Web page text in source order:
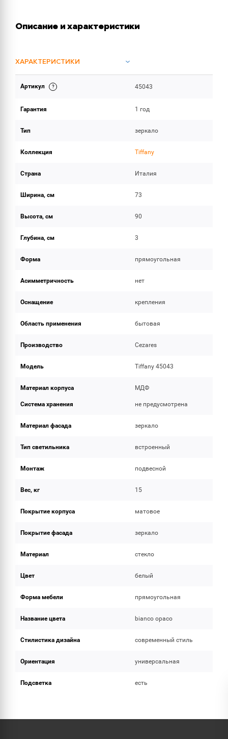
Описание и характеристики
ХАРАКТЕРИСТИКИ
ОБЪЕМ ПОСТАВКИ
Артикул 45043
Гарантия 1 год
Тип зеркало
Коллекция Tiffany
Страна Италия
Ширина, см 73
Высота, см 90
Глубина, см 3
Форма прямоугольная
Асимметричность нет
Оснащение крепления
Область применения бытовая
Производство Cezares
Модель Tiffany 45043
Материал корпуса МДФ
Система хранения не предусмотрена
Материал фасада зеркало
Тип светильника встроенный
Монтаж подвесной
Вес, кг 15
Покрытие корпуса матовое
Покрытие фасада зеркало
Материал стекло
Цвет белый
Форма мебели прямоугольная
Название цвета bianco opaco
Стилистика дизайна современный стиль
Ориентация универсальная
Подсветка есть